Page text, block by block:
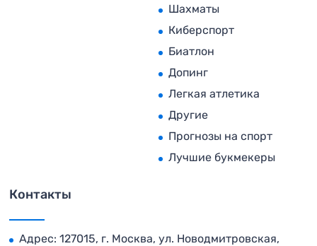
Шахматы
Киберспорт
Биатлон
Допинг
Легкая атлетика
Другие
Прогнозы на спорт
Лучшие букмекеры
Контакты
Адрес: 127015, г. Москва, ул. Новодмитровская,